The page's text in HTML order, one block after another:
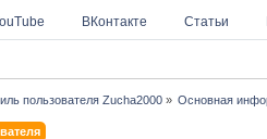
ВКонтакте Статьи
пользователя Zucha2000» Основная